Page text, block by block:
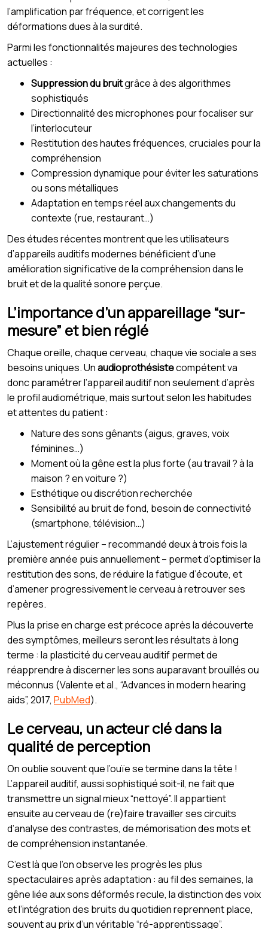
l’amplification par fréquence, et corrigent les
déformations dues à la surdité.
Parmi les fonctionnalités majeures des technologies
actuelles :
Suppression du bruitgrâce à des algorithmes
sophistiqués
Directionnalité des microphones pour focaliser sur
l’interlocuteur
Restitution des hautes fréquences, cruciales pour la
compréhension
Compression dynamique pour éviter les saturations
ou sons métalliques
Adaptation en temps réel aux changements du
contexte (rue, restaurant…)
Des études récentes montrent que les utilisateurs
d’appareils auditifs modernes bénéficient d’une
amélioration significative de la compréhension dans le
bruit et de la qualité sonore perçue.
L’importance d’un appareillage “sur-
mesure” et bien réglé
Chaque oreille, chaque cerveau, chaque vie sociale a ses
besoins uniques. Unaudioprothésistecompétent va
donc paramétrer l’appareil auditif non seulement d’après
le profil audiométrique, mais surtout selon les habitudes
et attentes du patient :
Nature des sons gênants (aigus, graves, voix
féminines…)
Moment où la gêne est la plus forte (au travail ? à la
maison ? en voiture ?)
Esthétique ou discrétion recherchée
Sensibilité au bruit de fond, besoin de connectivité
(smartphone, télévision…)
L’ajustement régulier – recommandé deux à trois fois la
première année puis annuellement – permet d’optimiser la
restitution des sons, de réduire la fatigue d’écoute, et
d’amener progressivement le cerveau à retrouver ses
repères.
Plus la prise en charge est précoce après la découverte
des symptômes, meilleurs seront les résultats à long
terme : la plasticité du cerveau auditif permet de
réapprendre à discerner les sons auparavant brouillés ou
méconnus (Valente et al., “Advances in modern hearing
aids”, 2017, PubMed).
Le cerveau, un acteur clé dans la
qualité de perception
On oublie souvent que l’ouïe se termine dans la tête !
L’appareil auditif, aussi sophistiqué soit-il, ne fait que
transmettre un signal mieux “nettoyé”. Il appartient
ensuite au cerveau de (re)faire travailler ses circuits
d’analyse des contrastes, de mémorisation des mots et
de compréhension instantanée.
C’est là que l’on observe les progrès les plus
spectaculaires après adaptation : au fil des semaines, la
gêne liée aux sons déformés recule, la distinction des voix
et l’intégration des bruits du quotidien reprennent place,
souvent au prix d’un véritable “ré-apprentissage”.